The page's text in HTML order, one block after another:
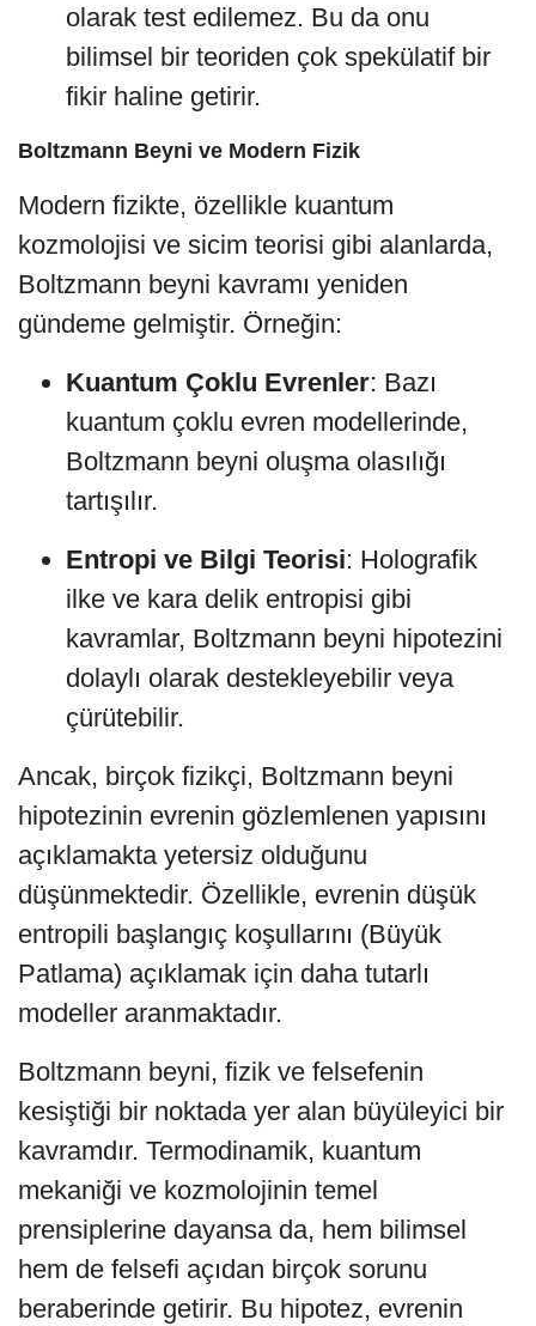
olarak test edilemez. Bu da onu
bilimsel bir teoriden çok spekülatif bir
fikir haline getirir.
Boltzmann Beyni ve Modern Fizik
Modern fizikte, özellikle kuantum
kozmolojisi ve sicim teorisi gibi alanlarda,
Boltzmann beyni kavramı yeniden
gündeme gelmiştir. Örneğin:
Kuantum Çoklu Evrenler: Bazı
kuantum çoklu evren modellerinde,
Boltzmann beyni oluşma olasılığı
tartışılır.
Entropi ve Bilgi Teorisi: Holografik
ilke ve kara delik entropisi gibi
kavramlar, Boltzmann beyni hipotezini
dolaylı olarak destekleyebilir veya
çürütebilir.
Ancak, birçok fizikçi, Boltzmann beyni
hipotezinin evrenin gözlemlenen yapısını
açıklamakta yetersiz olduğunu
düşünmektedir. Özellikle, evrenin düşük
entropili başlangıç koşullarını (Büyük
Patlama) açıklamak için daha tutarlı
modeller aranmaktadır.
Boltzmann beyni, fizik ve felsefenin
kesiştiği bir noktada yer alan büyüleyici bir
kavramdır. Termodinamik, kuantum
mekaniği ve kozmolojinin temel
prensiplerine dayansa da, hem bilimsel
hem de felsefi açıdan birçok sorunu
beraberinde getirir. Bu hipotez, evrenin